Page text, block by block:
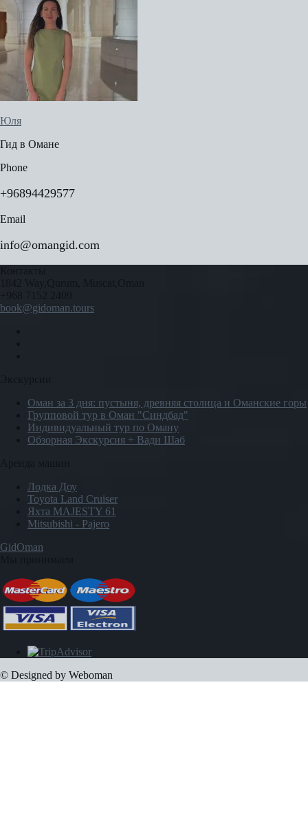
Юля
Гид в Омане
Phone
+96894429577
Email
info@omangid.com
book@gidoman.tours
Оман за 3 дня: пустыня, древняя столица и Оманские горы
Групповой тур в Оман "Синдбад"
Индивидуальный тур по Оману
Обзорная Экскурсия + Вади Шаб
Лодка Доу
Toyota Land Cruiser
Яхта MAJESTY 61
Mitsubishi - Pajero
GidOman
© Designed by Weboman